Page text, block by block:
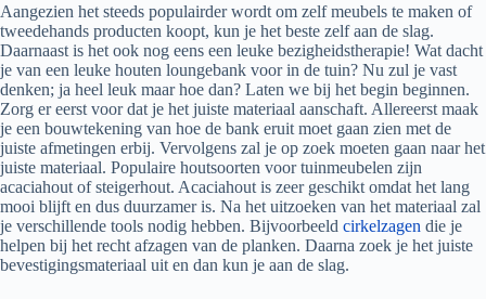
Aangezien het steeds populairder wordt om zelf meubels te maken of
tweedehands producten koopt, kun je het beste zelf aan de slag.
Daarnaast is het ook nog eens een leuke bezigheidstherapie! Wat dacht
je van een leuke houten loungebank voor in de tuin? Nu zul je vast
denken; ja heel leuk maar hoe dan? Laten we bij het begin beginnen.
Zorg er eerst voor dat je het juiste materiaal aanschaft. Allereerst maak
je een bouwtekening van hoe de bank eruit moet gaan zien met de
juiste afmetingen erbij. Vervolgens zal je op zoek moeten gaan naar het
juiste materiaal. Populaire houtsoorten voor tuinmeubelen zijn
acaciahout of steigerhout. Acaciahout is zeer geschikt omdat het lang
mooi blijft en dus duurzamer is. Na het uitzoeken van het materiaal zal
je verschillende tools nodig hebben. Bijvoorbeeld cirkelzagen die je
helpen bij het recht afzagen van de planken. Daarna zoek je het juiste
bevestigingsmateriaal uit en dan kun je aan de slag.